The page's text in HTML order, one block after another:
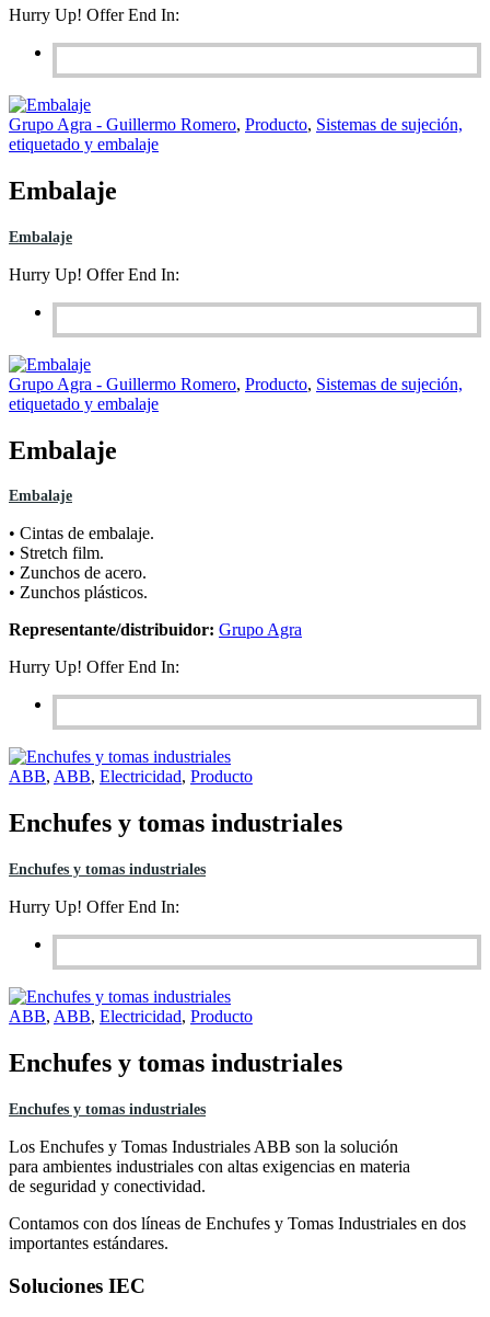
Hurry Up! Offer End In:
Grupo Agra - Guillermo Romero, Producto, Sistemas de sujeción,
etiquetado y embalaje
Embalaje
Embalaje
Hurry Up! Offer End In:
Grupo Agra - Guillermo Romero, Producto, Sistemas de sujeción,
etiquetado y embalaje
Embalaje
Embalaje
• Cintas de embalaje.
• Stretch film.
• Zunchos de acero.
• Zunchos plásticos.
Representante/distribuidor: Grupo Agra
Hurry Up! Offer End In:
ABB, ABB, Electricidad, Producto
Enchufes y tomas industriales
Enchufes y tomas industriales
Hurry Up! Offer End In:
ABB, ABB, Electricidad, Producto
Enchufes y tomas industriales
Enchufes y tomas industriales
Los Enchufes y Tomas Industriales ABB son la solución
para ambientes industriales con altas exigencias en materia
de seguridad y conectividad.
Contamos con dos líneas de Enchufes y Tomas Industriales en dos
importantes estándares.
Soluciones IEC